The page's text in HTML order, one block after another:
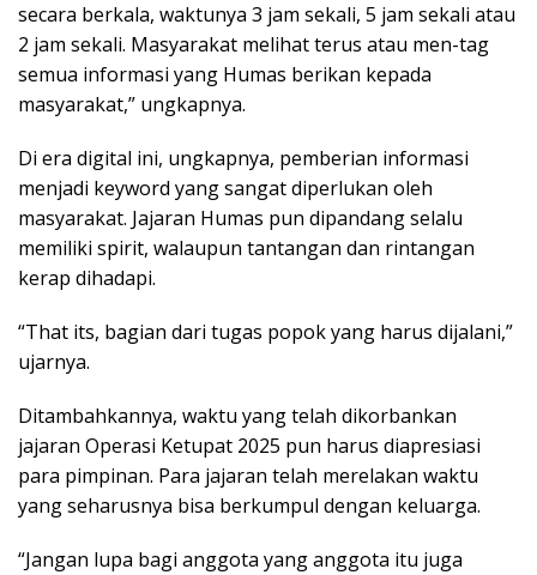
secara berkala, waktunya 3 jam sekali, 5 jam sekali atau
2 jam sekali. Masyarakat melihat terus atau men-tag
semua informasi yang Humas berikan kepada
masyarakat,” ungkapnya.
Di era digital ini, ungkapnya, pemberian informasi
menjadi keyword yang sangat diperlukan oleh
masyarakat. Jajaran Humas pun dipandang selalu
memiliki spirit, walaupun tantangan dan rintangan
kerap dihadapi.
“That its, bagian dari tugas popok yang harus dijalani,”
ujarnya.
Ditambahkannya, waktu yang telah dikorbankan
jajaran Operasi Ketupat 2025 pun harus diapresiasi
para pimpinan. Para jajaran telah merelakan waktu
yang seharusnya bisa berkumpul dengan keluarga.
“Jangan lupa bagi anggota yang anggota itu juga